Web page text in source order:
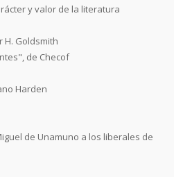
y valor de la literatura
H. Goldsmith
de Checof
Harden
de Unamuno a los liberales de